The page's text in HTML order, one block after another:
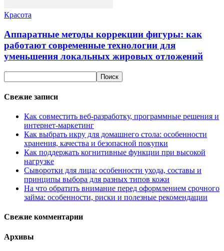
Красота
Аппаратные методы коррекции фигуры: как
работают современные технологии для
уменьшения локальных жировых отложений
Свежие записи
Как совместить веб-разработку, программные решения и
интернет-маркетинг
Как выбрать икру для домашнего стола: особенности
хранения, качества и безопасной покупки
Как поддержать когнитивные функции при высокой
нагрузке
Сыворотки для лица: особенности ухода, составы и
принципы выбора для разных типов кожи
На что обратить внимание перед оформлением срочного
займа: особенности, риски и полезные рекомендации
Свежие комментарии
Архивы